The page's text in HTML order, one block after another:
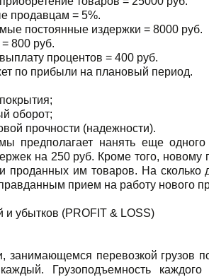
продавцам = 5%.
постоянные издержки = 8000 руб.
800 руб.
процентов = 400 руб.
по прибыли на плановый период.
оборот;
прочности (надежности).
предполагает нанять еще
на 250 руб. Кроме того,
проданных им товаров. На
прием на работу нового
убытков (PROFIT & LOSS)
занимающемся перевозкой грузов
Грузоподъемность